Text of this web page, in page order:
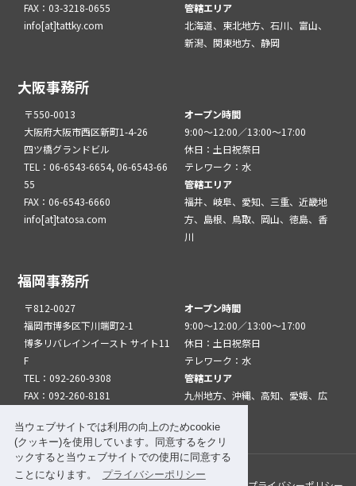
当ウェブサイトでは利用の向上のためcookie
(クッキー)を使用しています。同意するをクリ
ックすると当ウェブサイトでの使用に同意する
ことになります。
プライバシーポリシー
FAX：03-3218-0655
info[at]tattky.com
管轄エリア
北海道、東北地方、石川、富山、
新潟、関東地方、静岡
大阪事務所
〒550-0013
大阪府大阪市西区新町1-4-26
四ツ橋グランドビル
TEL：06-6543-6654, 06-6543-66
55
FAX：06-6543-6660
info[at]tatosa.com
オープン時間
9:00～12:00／13:00～17:00
休日：土日祝祭日
テレワーク：水
管轄エリア
福井、岐阜、愛知、三重、近畿地
方、島根、鳥取、岡山、徳島、香
川
福岡事務所
〒812-0027
福岡市博多区下川端町2-1
博多リバレインイースト サイト11
F
TEL：092-260-9308
FAX：092-260-8181
オープン時間
9:00～12:00／13:00～17:00
休日：土日祝祭日
テレワーク：水
管轄エリア
九州地方、沖縄、高知、愛媛、広